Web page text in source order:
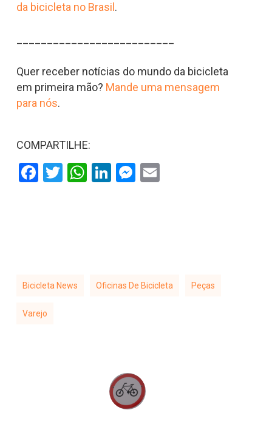
da bicicleta no Brasil .
Quer receber notícias do mundo da bicicleta
em primeira mão? Mande uma mensagem
para nós.
COMPARTILHE:
Facebook
Twitter
WhatsApp
LinkedIn
Messenger
Email
Bicicleta News Oficinas De Bicicleta Peças
Varejo